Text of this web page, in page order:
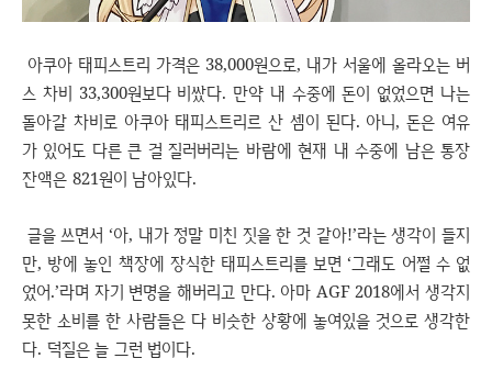
아쿠아 태피스트리 가격은 38,000원으로, 내가 서울에 올라오는 버
스 차비 33,300원보다 비쌌다. 만약 내 수중에 돈이 없었으면 나는
돌아갈 차비로 아쿠아 태피스트리르 산 셈이 된다. 아니, 돈은 여유
가 있어도 다른 큰 걸 질러버리는 바람에 현재 내 수중에 남은 통장
잔액은 821원이 남아있다.
글을 쓰면서 ‘아, 내가 정말 미친 짓을 한 것 같아!’라는 생각이 들지
만, 방에 놓인 책장에 장식한 태피스트리를 보면 ‘그래도 어쩔 수 없
었어.’라며 자기 변명을 해버리고 만다. 아마 AGF 2018에서 생각지
못한 소비를 한 사람들은 다 비슷한 상황에 놓여있을 것으로 생각한
다. 덕질은 늘 그런 법이다.